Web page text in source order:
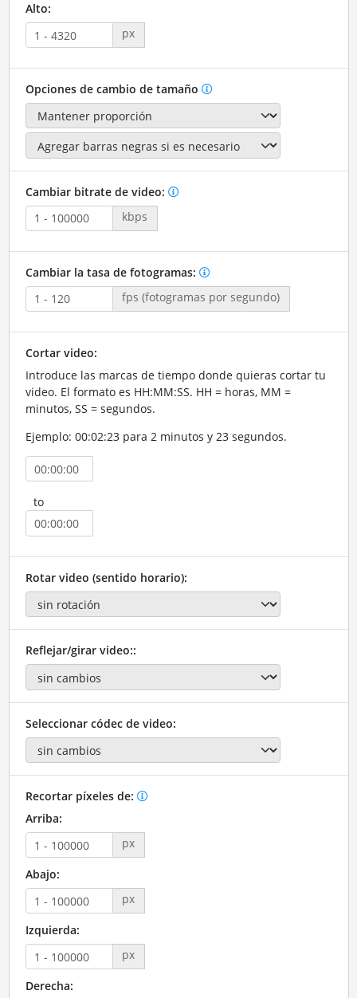
Alto:
px
Opciones de cambio de tamaño
Cambiar bitrate de video:
kbps
Cambiar la tasa de fotogramas:
fps (fotogramas por segundo)
Cortar video:
Introduce las marcas de tiempo donde quieras cortar tu
video. El formato es HH:MM:SS. HH = horas, MM =
minutos, SS = segundos.
Ejemplo: 00:02:23 para 2 minutos y 23 segundos.
to
Rotar video (sentido horario):
Reflejar/girar video::
Seleccionar códec de video:
Recortar píxeles de:
Arriba:
px
Abajo:
px
Izquierda:
px
Derecha: